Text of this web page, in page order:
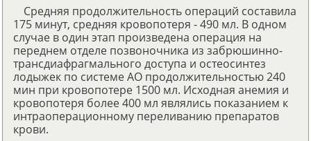
Средняя продолжительность операций составила
175 минут, средняя кровопотеря - 490 мл. В одном
случае в один этап произведена операция на
переднем отделе позвоночника из забрюшинно-
трансдиафрагмального доступа и остеосинтез
лодыжек по системе АО продолжительностью 240
мин при кровопотере 1500 мл. Исходная анемия и
кровопотеря более 400 мл являлись показанием к
интраоперационному переливанию препаратов
крови.